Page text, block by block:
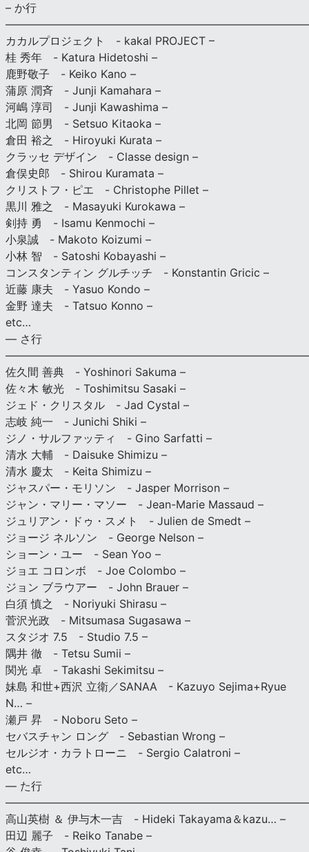
– か行
カカルプロジェクト - kakal PROJECT –
桂 秀年 - Katura Hidetoshi –
鹿野敬子 - Keiko Kano –
蒲原 潤斉 - Junji Kamahara –
河嶋 淳司 - Junji Kawashima –
北岡 節男 - Setsuo Kitaoka –
倉田 裕之 - Hiroyuki Kurata –
クラッセ デザイン - Classe design –
倉俣史郎 - Shirou Kuramata –
クリストフ・ピエ - Christophe Pillet –
黒川 雅之 - Masayuki Kurokawa –
剣持 勇 - Isamu Kenmochi –
小泉誠 - Makoto Koizumi –
小林 智 - Satoshi Kobayashi –
コンスタンティン グルチッチ - Konstantin Gricic –
近藤 康夫 - Yasuo Kondo –
金野 達夫 - Tatsuo Konno –
etc…
— さ行
佐久間 善典 - Yoshinori Sakuma –
佐々木 敏光 - Toshimitsu Sasaki –
ジェド・クリスタル - Jad Cystal –
志岐 純一 - Junichi Shiki –
ジノ・サルファッティ - Gino Sarfatti –
清水 大輔 - Daisuke Shimizu –
清水 慶太 - Keita Shimizu –
ジャスパー・モリソン - Jasper Morrison –
ジャン・マリー・マソー - Jean-Marie Massaud –
ジュリアン・ドゥ・スメト - Julien de Smedt –
ジョージ ネルソン - George Nelson –
ショーン・ユー - Sean Yoo –
ジョエ コロンボ - Joe Colombo –
ジョン ブラウアー - John Brauer –
白須 慎之 - Noriyuki Shirasu –
菅沢光政 - Mitsumasa Sugasawa –
スタジオ 7.5 - Studio 7.5 –
隅井 徹 - Tetsu Sumii –
関光 卓 - Takashi Sekimitsu –
妹島 和世+西沢 立衛／SANAA - Kazuyo Sejima+Ryue
N… –
瀬戸 昇 - Noboru Seto –
セバスチャン ロング - Sebastian Wrong –
セルジオ・カラトローニ - Sergio Calatroni –
etc…
— た行
高山英樹 ＆ 伊与木一吉 - Hideki Takayama＆kazu… –
田辺 麗子 - Reiko Tanabe –